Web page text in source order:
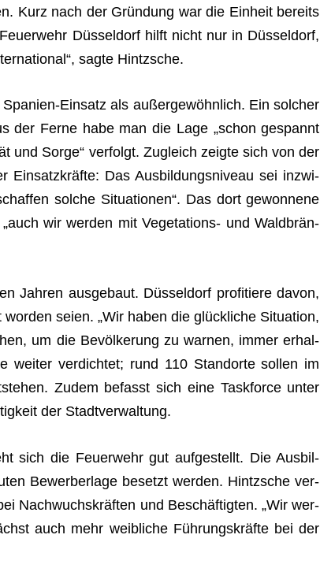
Kurz nach der Grün­dung war die Ein­heit bereits
Düs­sel­dorf hilft nicht nur in Düs­sel­dorf,
sagte Hintzsche.
Ein­satz als außer­ge­wöhn­lich. Ein sol­cher
der Ferne habe man die Lage „schon gespannt
und Sorge“ ver­folgt. Zugleich zeigte sich von der
Ein­satz­kräfte: Das Aus­bil­dungs­ni­veau sei inzwi­
sol­che Situa­tio­nen“. Das dort gewon­nene
wir wer­den mit Vege­ta­ti­ons- und Wald­brän­
Jah­ren aus­ge­baut. Düs­sel­dorf pro­fi­tiere davon,
seien. „Wir haben die glück­li­che Situa­tion,
um die Bevöl­ke­rung zu war­nen, immer erhal­
wei­ter ver­dich­tet; rund 110 Stand­orte sol­len im
Zudem befasst sich eine Taskforce unter
der Stadtverwaltung.
sich die Feu­er­wehr gut auf­ge­stellt. Die Aus­bil­
Bewer­ber­lage besetzt wer­den. Hintzsche ver­
Nach­wuchs­kräf­ten und Beschäf­tig­ten. „Wir wer­
auch mehr weib­li­che Füh­rungs­kräfte bei der